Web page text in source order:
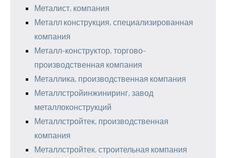
Металист, компания
Металл конструкция, специализированная
компания
Металл-конструктор, торгово-
производственная компания
Металлика, производственная компания
Металлстройинжиниринг, завод
металлоконструкций
Металлстройтек, производственная
компания
Металлстройтек, строительная компания